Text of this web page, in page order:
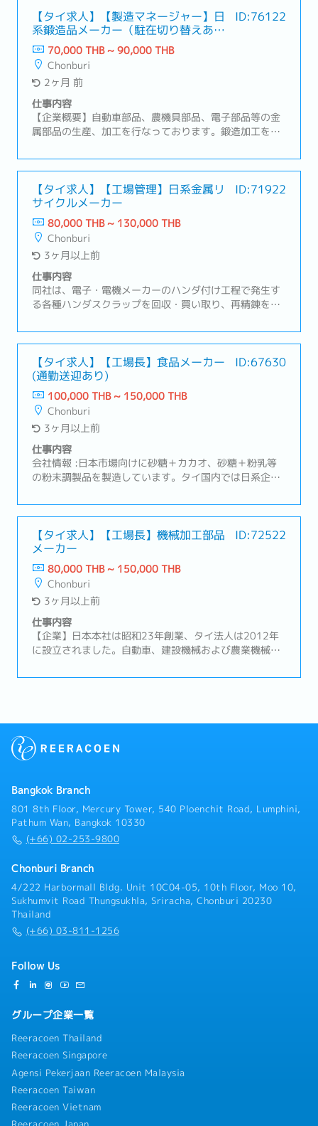
【タイ求人】【製造マネージャー】日
系鍛造品メーカー（駐在切り替えあ
り）
ID:76122
70,000 THB ~ 90,000 THB
Chonburi
2ヶ月 前
仕事内容
【企業概要】自動車部品、農機具部品、電子部品等の金
属部品の生産、加工を行なっております。鍛造加工を中
程を「社内一貫」で生産しています。【業務内容】・品
質マネジメントシステム（IATF16949およびISO9001）
に基づく、機械加工ラインおよびプレスラインの運営な
らびにスタッフの管理・NC旋盤による加工業務・現場の
生産性向上（5S、カイゼン、予防保全）における課題の
特定と改善策の考案、実施・技術面、人員面含めた現場
における課題解決・経営層への報告・その他業務
【タイ求人】【工場管理】日系金属リ
サイクルメーカー
ID:71922
80,000 THB ~ 130,000 THB
Chonburi
3ヶ月以上前
仕事内容
同社は、電子・電機メーカーのハンダ付け工程で発生す
る各種ハンダスクラップを回収・買い取り、再精錬を行
度の錫は、再びハンダ原料としてハンダメーカーへ供給
され、業界内における資源循環型のハンダリサイクルを
実現しています。【業務内容】工場運営業務全般をお任
せします。◇生産管理・生産計画の策定および管理・生
産目標の達成に向けた計画立案と進捗管理・各部門との
調整◇品質管理・品質確保のための管理体制構築と運
用・問題発生時の顧客対応・品質課題に対する改善策の
検討と実施◇設備管理・工場設備のメンテナンス計画立
案・故障時のスタッフへの迅速な対応指示◇労務管理・
現場スタッフの管理と労働環境の改善・スタッフの育成
と指導◇その他・経営へのレポートタイ法人及び本社
【タイ求人】【工場長】食品メーカー
(通勤送迎あり)
ID:67630
100,000 THB ~ 150,000 THB
Chonburi
3ヶ月以上前
仕事内容
会社情報 :日本市場向けに砂糖＋カカオ、砂糖＋粉乳等
の粉末調製品を製造しています。タイ国内では日系企業
ト :・運転手付社用車で通勤時の送迎がございます。・
食品の製造に携わったご経験がある方、海外で工場長と
して挑戦してみませんか？業務内容 :工場長として工場
全体の管理、製造に関わる業務全般をお任せいたしま
す。具体的には・製造設備管理、生産管理・生産計画・
安全管理・製品の品質管理・従業員の監督、指導・ライ
ンのトラブル時の緊急対応・その他工場ライン管理責任
者に関わる業務 など製品の安定供給と品質を保つた
め、日々の生産管理だけでなく、設備投資やライン人員
構成まで幅広く統括管理を行います。採用背景 :工場長
ポジションの欠員補充により、一緒に働けるメンバーを
名程の規模です。主に5名のローカルマネジャーを監督
【タイ求人】【工場長】機械加工部品
メーカー
ID:72522
80,000 THB ~ 150,000 THB
Chonburi
3ヶ月以上前
仕事内容
【企業】日本本社は昭和23年創業、タイ法人は2012年
に設立されました。自動車、建設機械および農業機械の
製造工程全般、特に機械加工工程のマネジメント。- 営
率の向上と無駄の削減。- 生産プロセスを改善し、コス
員採用、トレーニング、業績管理など、製造チーム（約
行。- 収入予算、経費、戦略的計画を含む事業計画にお
ける短期・長期の事業目標を設定し、取締役会の承認を
得る。- MDへのレポート、生産実績の報告、提案計画
（長期・短期）、改善を行う。【組織】全体約60名製造
Bangkok Branch
801 8th Floor, Mercury Tower, 540 Ploenchit Road, Lumphini,
Pathum Wan, Bangkok 10330
(+66) 02-253-9800
Chonburi Branch
4/222 Harbormall Bldg. Unit 10C04-05, 10th Floor, Moo 10,
Sukhumvit Road Thungsukhla, Sriracha, Chonburi 20230
Thailand
(+66) 03-811-1256
Follow Us
グループ企業一覧
Reeracoen Thailand
Reeracoen Singapore
Agensi Pekerjaan Reeracoen Malaysia
Reeracoen Taiwan
Reeracoen Vietnam